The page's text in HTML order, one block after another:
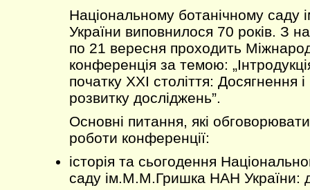
Національному ботанічному
України виповнилося 70 років. З
по 21 вересня проходить
конференція за темою:
початку ХХІ століття: Досягнення
розвитку досліджень”.
Основні питання, які
роботи конференції:
історія та сьогодення
саду ім.М.М.Гришка НАН України: